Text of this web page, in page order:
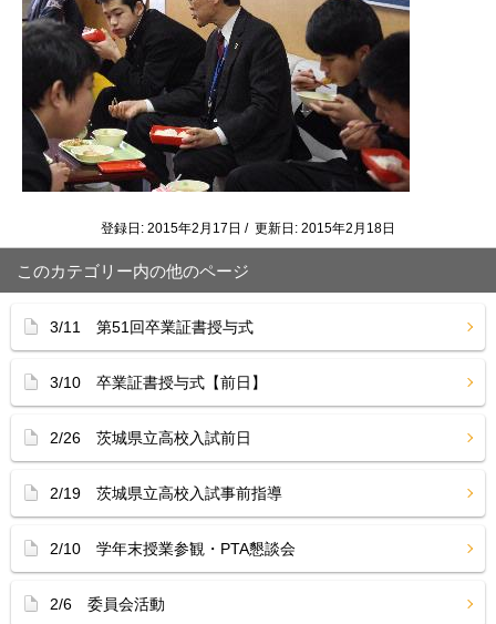
登録日: 2015年2月17日 / 更新日: 2015年2月18日
このカテゴリー内の他のページ
3/11 第51回卒業証書授与式
3/10 卒業証書授与式【前日】
2/26 茨城県立高校入試前日
2/19 茨城県立高校入試事前指導
2/10 学年末授業参観・PTA懇談会
2/6 委員会活動